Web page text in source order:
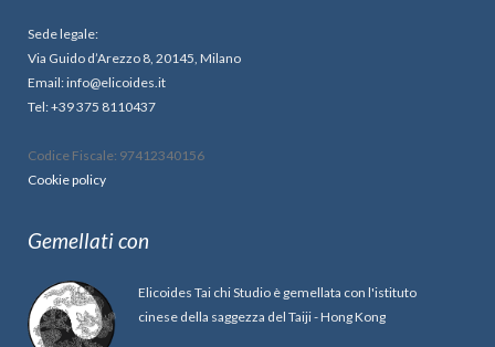
Sede legale:
Via Guido d’Arezzo 8, 20145, Milano
Email: info@elicoides.it
Tel: +39 375 8110437
Codice Fiscale: 97412340156
Cookie policy
Gemellati con
Elicoides Tai chi Studio è gemellata con l'istituto
cinese della saggezza del Taiji - Hong Kong